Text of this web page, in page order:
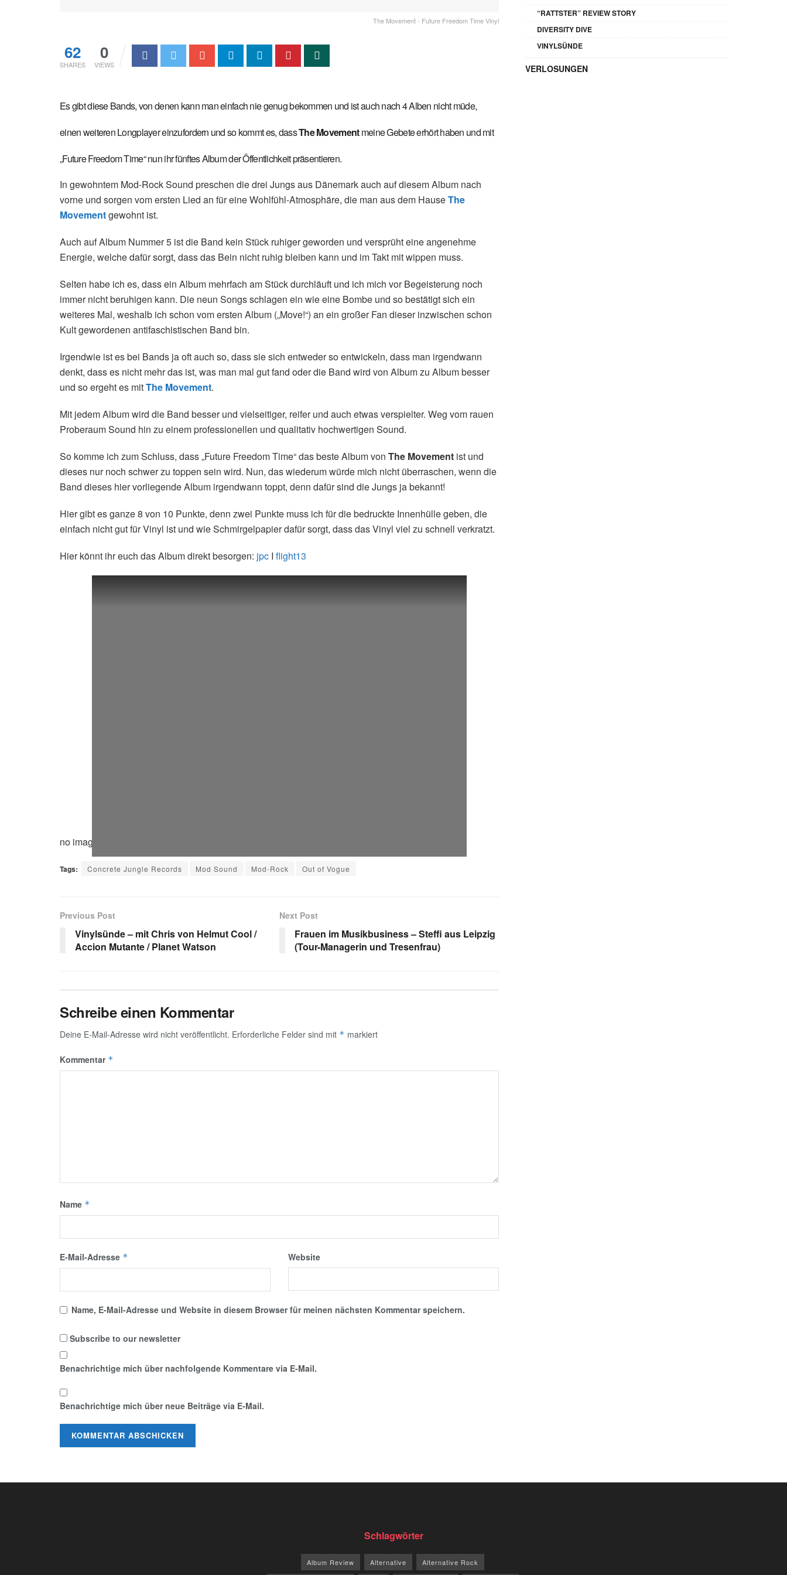
The Movement - Future Freedom Time Vinyl
62
SHARES
0
VIEWS
Es gibt diese Bands, von denen kann man einfach nie genug bekommen und ist auch nach 4 Alben nicht müde,
einen weiteren Longplayer einzufordern und so kommt es, dassThe Movementmeine Gebete erhört haben und mit
„Future Freedom Time“ nun ihr fünftes Album der Öffentlichkeit präsentieren.
In gewohntem Mod-Rock Sound preschen die drei Jungs aus Dänemark auch auf diesem Album nach
vorne und sorgen vom ersten Lied an für eine Wohlfühl-Atmosphäre, die man aus dem HauseThe
Movementgewohnt ist.
Auch auf Album Nummer 5 ist die Band kein Stück ruhiger geworden und versprüht eine angenehme
Energie, welche dafür sorgt, dass das Bein nicht ruhig bleiben kann und im Takt mit wippen muss.
Selten habe ich es, dass ein Album mehrfach am Stück durchläuft und ich mich vor Begeisterung noch
immer nicht beruhigen kann. Die neun Songs schlagen ein wie eine Bombe und so bestätigt sich ein
weiteres Mal, weshalb ich schon vom ersten Album („Move!“) an ein großer Fan dieser inzwischen schon
Kult gewordenen antifaschistischen Band bin.
Irgendwie ist es bei Bands ja oft auch so, dass sie sich entweder so entwickeln, dass man irgendwann
denkt, dass es nicht mehr das ist, was man mal gut fand oder die Band wird von Album zu Album besser
und so ergeht es mitThe Movement.
Mit jedem Album wird die Band besser und vielseitiger, reifer und auch etwas verspielter. Weg vom rauen
Proberaum Sound hin zu einem professionellen und qualitativ hochwertigen Sound.
So komme ich zum Schluss, dass „Future Freedom Time“ das beste Album von The Movement ist und
dieses nur noch schwer zu toppen sein wird. Nun, das wiederum würde mich nicht überraschen, wenn die
Band dieses hier vorliegende Album irgendwann toppt, denn dafür sind die Jungs ja bekannt!
Hier gibt es ganze 8 von 10 Punkte, denn zwei Punkte muss ich für die bedruckte Innenhülle geben, die
einfach nicht gut für Vinyl ist und wie Schmirgelpapier dafür sorgt, dass das Vinyl viel zu schnell verkratzt.
Hier könnt ihr euch das Album direkt besorgen: jpc I flight13
no images were found
Tags: Concrete Jungle Records Mod Sound Mod-Rock Out of Vogue
Previous Post
Vinylsünde – mit Chris von Helmut Cool /
Accion Mutante / Planet Watson
Next Post
Frauen im Musikbusiness – Steffi aus Leipzig
(Tour-Managerin und Tresenfrau)
Schreibe einen Kommentar
Deine E-Mail-Adresse wird nicht veröffentlicht. Erforderliche Felder sind mit * markiert
Kommentar *
Name *
E-Mail-Adresse * Website
Name, E-Mail-Adresse und Website in diesem Browser für meinen nächsten Kommentar speichern.
Subscribe to our newsletter
Benachrichtige mich über nachfolgende Kommentare via E-Mail.
Benachrichtige mich über neue Beiträge via E-Mail.
“RATTSTER” REVIEW STORY
DIVERSITY DIVE
VINYLSÜNDE
VERLOSUNGEN
Schlagwörter
Album Review Alternative Alternative Rock